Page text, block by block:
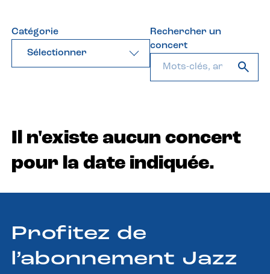
Catégorie
Sélectionner
Rechercher un
concert
Il n'existe aucun concert
pour la date indiquée.
Profitez de
l’abonnement Jazz